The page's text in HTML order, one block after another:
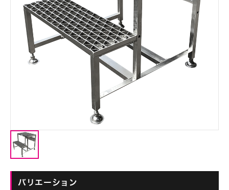
バリエーション